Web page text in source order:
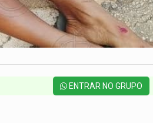
ENTRAR NO GRUPO